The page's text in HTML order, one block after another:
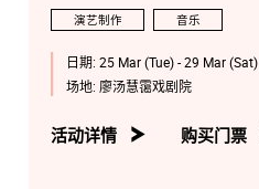
演艺制作 音乐
日期: 25 Mar (Tue) - 29 Mar (Sat)
场地: 廖汤慧霭戏剧院
活动详情 购买门票